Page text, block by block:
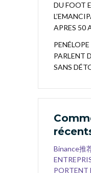
DU FOOT
APRES 50
PARLENT
SANS
Binance推
PORTENT